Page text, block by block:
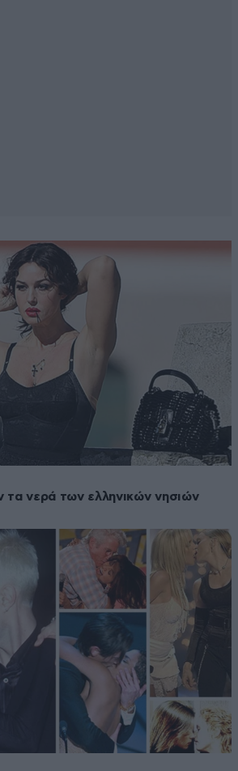
τα νερά των ελληνικών νησιών